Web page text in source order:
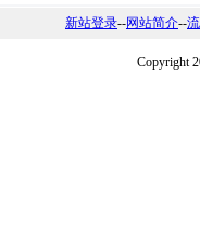
新站登录--网站简介--
Copyright